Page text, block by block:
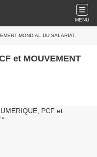
MENU
MONDIAL DU SALARIAT.
et MOUVEMENT